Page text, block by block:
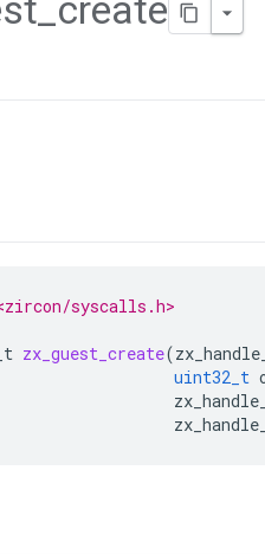
_create
syscalls.h>
zx_guest_create(
uint32_t